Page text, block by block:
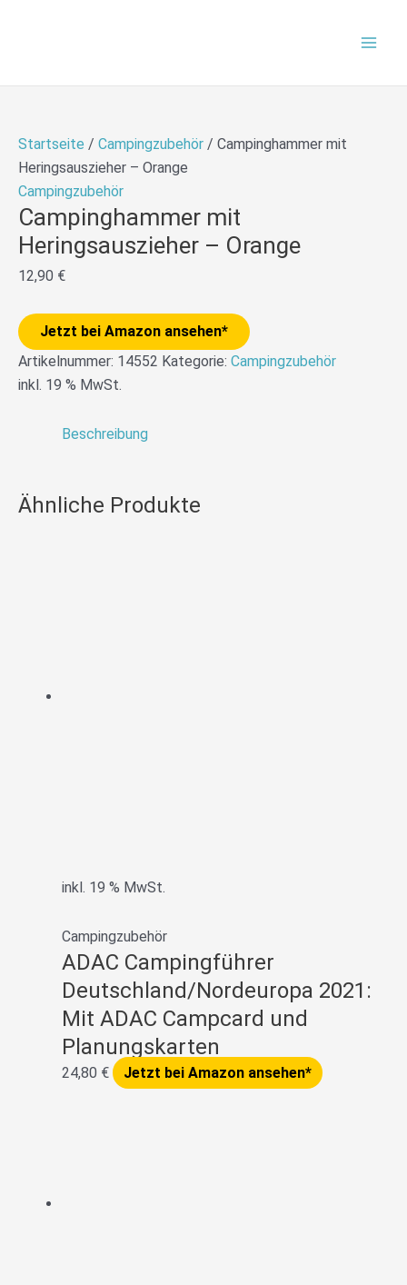
Startseite / Campingzubehör / Campinghammer mit
Heringsauszieher – Orange
Campingzubehör
Campinghammer mit
Heringsauszieher – Orange
12,90 €
Jetzt bei Amazon ansehen*
Artikelnummer: 14552 Kategorie: Campingzubehör
inkl. 19 % MwSt.
Beschreibung
Ähnliche Produkte
inkl. 19 % MwSt.
Campingzubehör
ADAC Campingführer
Deutschland/Nordeuropa 2021:
Mit ADAC Campcard und
Planungskarten
24,80 € Jetzt bei Amazon ansehen*